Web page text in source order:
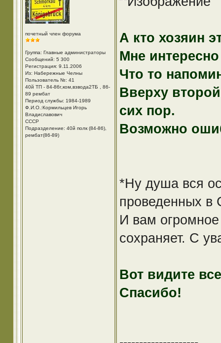
почетный член форума
Группа: Главные администраторы
Сообщений: 5 300
Регистрация: 9.11.2006
Из: Набережные Челны
Пользователь №: 41
40й ТП - 84-86г,ком,взвода2ТБ , 86-
89 рембат
Период службы: 1984-1989
Ф.И.О.:Кормильцев Игорь
Владиславович
СССР
Подразделение: 40й полк (84-86),
рембат(86-89)
А кто хозяин
Мне
Что то
Вверху
сих пор.
Возможно
*Ну душа вся
проведенных в
И вам огромное
сохраняет. С
Вот видите
Спасибо!